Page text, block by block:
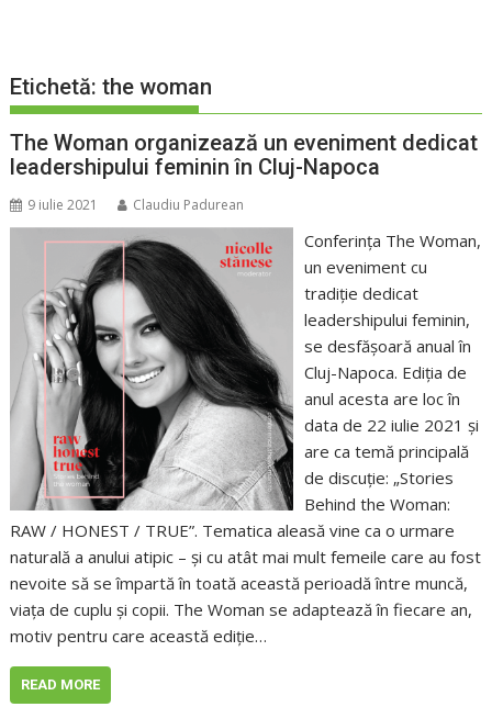
Etichetă:the woman
The Woman organizează un eveniment dedicat
leadershipului feminin în Cluj-Napoca
9 iulie 2021 Claudiu Padurean
Conferința The Woman,
un eveniment cu
tradiție dedicat
leadershipului feminin,
se desfășoară anual în
Cluj-Napoca. Ediția de
anul acesta are loc în
data de 22 iulie 2021 și
are ca temă principală
de discuție: „Stories
Behind the Woman:
RAW / HONEST / TRUE”. Tematica aleasă vine ca o urmare
naturală a anului atipic – și cu atât mai mult femeile care au fost
nevoite să se împartă în toată această perioadă între muncă,
viața de cuplu și copii. The Woman se adaptează în fiecare an,
motiv pentru care această ediție…
READ MORE